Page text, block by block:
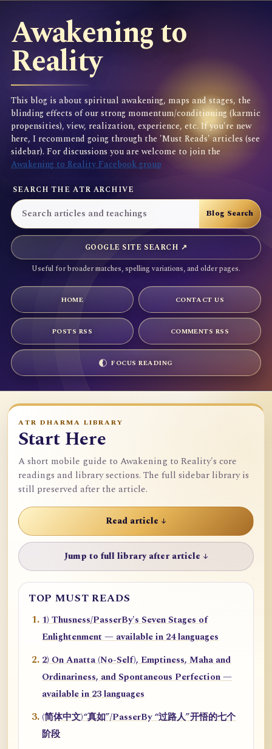
Awakening to
Reality
This blog is about spiritual awakening, maps and stages, the
blinding effects of our strong momentum/conditioning (karmic
propensities), view, realization, experience, etc. If you're new
here, I recommend going through the 'Must Reads' articles (see
sidebar). For discussions you are welcome to join the
Awakening to Reality Facebook group
SEARCH THE ATR ARCHIVE
GOOGLE SITE SEARCH ↗
Useful for broader matches, spelling variations, and older pages.
HOME CONTACT US
POSTS RSS COMMENTS RSS
FOCUS READING
ATR DHARMA LIBRARY
Start Here
A short mobile guide to Awakening to Reality's core
readings and library sections. The full sidebar library is
still preserved after the article.
Read article ↓
Jump to full library after article ↓
TOP MUST READS
1) Thusness/PasserBy's Seven Stages of
Enlightenment — available in 24 languages
2) On Anatta (No-Self), Emptiness, Maha and
Ordinariness, and Spontaneous Perfection —
available in 23 languages
(简体中文)“真如”/PasserBy “过路人”开悟的七个
阶段